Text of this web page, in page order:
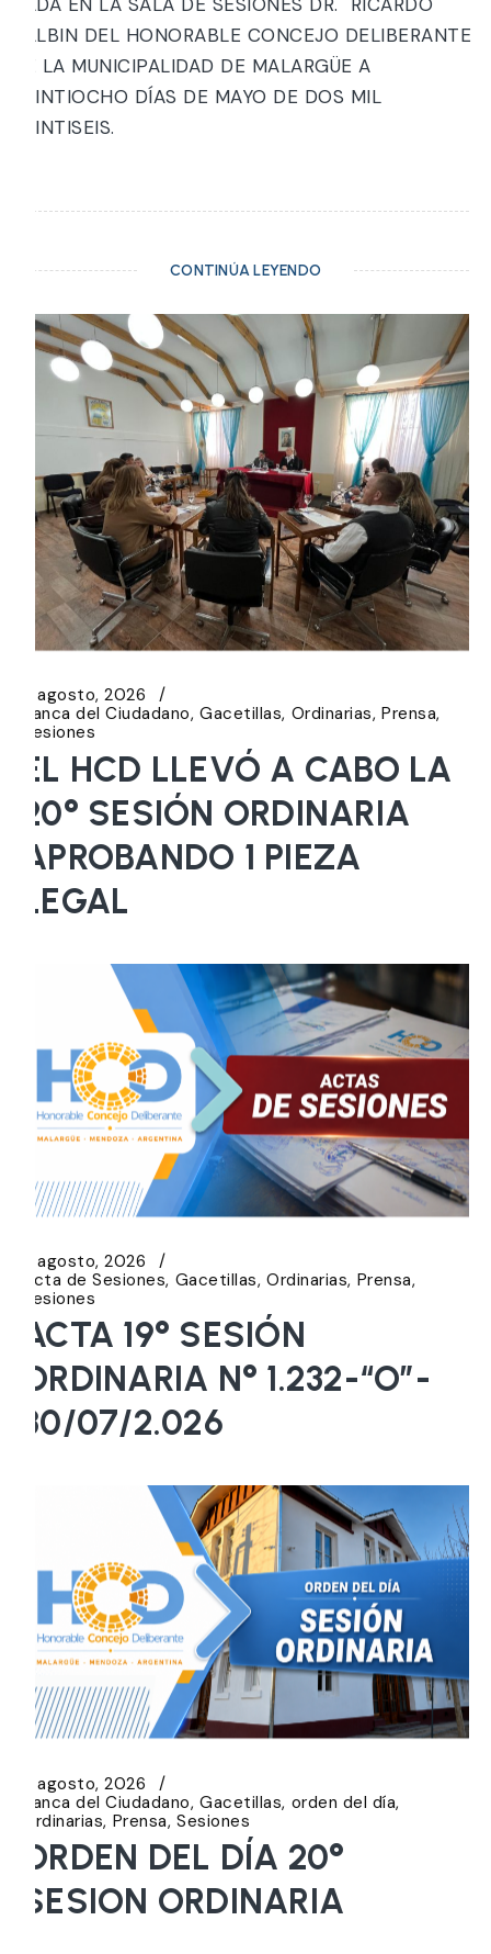
BALBIN DEL HONORABLE CONCEJO DELIBERANTE
DE LA MUNICIPALIDAD DE MALARGÜE A
VEINTIOCHO DÍAS DE MAYO DE DOS MIL
VEINTISEIS.
CONTINÚA LEYENDO
6 agosto, 2026
Banca del Ciudadano Gacetillas Ordinarias Prensa
Sesiones
EL HCD LLEVÓ A CABO LA
20° SESIÓN ORDINARIA
APROBANDO 1 PIEZA
LEGAL
5 agosto, 2026
Acta de Sesiones Gacetillas Ordinarias Prensa
Sesiones
ACTA 19° SESIÓN
ORDINARIA N° 1.232-“O”-
30/07/2.026
5 agosto, 2026
Banca del Ciudadano Gacetillas orden del día
Ordinarias Prensa Sesiones
ORDEN DEL DÍA 20°
SESION ORDINARIA